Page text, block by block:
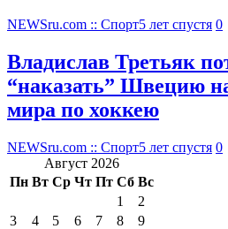
NEWSru.com :: Спорт5 лет спустя 0
Владислав Третьяк
“наказать” Швецию
мира по хоккею
NEWSru.com :: Спорт5 лет спустя 0
Август 2026
Пн Вт Ср Чт Пт Сб Вс
1
2
3
4 5 6 7 8
9